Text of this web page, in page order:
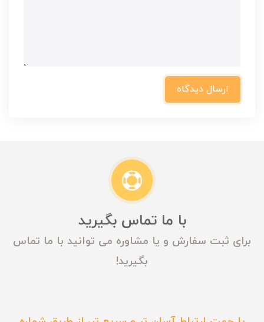
ارسال دیدگاه
با ما تماس بگیرید
برای ثبت سفارش و یا مشاوره می توانید با ما تماس
بگیرید!